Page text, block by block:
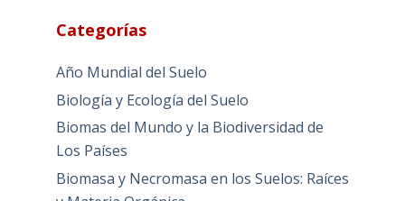
Categorías
Año Mundial del Suelo
Biología y Ecología del Suelo
Biomas del Mundo y la Biodiversidad de
Los Países
Biomasa y Necromasa en los Suelos: Raíces